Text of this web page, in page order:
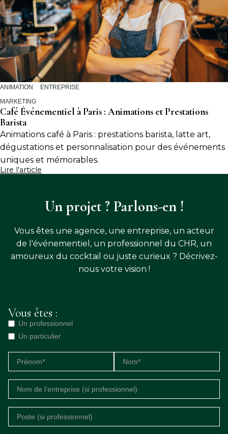
ANIMATION
ENTREPRISE
MARKETING
Café Événementiel à Paris : Animations et Prestations
Barista
Animations café à Paris : prestations barista, latte art,
dégustations et personnalisation pour des événements
uniques et mémorables.
Lire l'article
Un projet ? Parlons-en !
Vous êtes une agence, une entreprise, un acteur
de l'événementiel, un professionnel du CHR, un
amoureux du cocktail ou juste curieux ? Décrivez-
nous votre vision !
Vous êtes :
Un professionnel
Un particulier